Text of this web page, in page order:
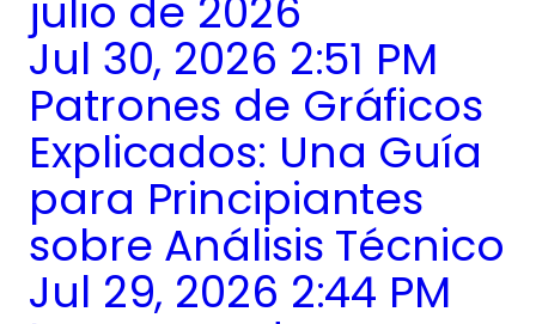
Jul 30, 2026 2:51 PM
Patrones de Gráficos
Explicados: Una Guía
para Principiantes
sobre Análisis Técnico
Jul 29, 2026 2:44 PM